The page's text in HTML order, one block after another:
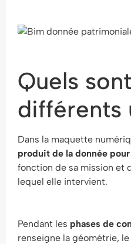
Quels
différents
Dans la maquette
produit de la donnée
fonction de sa mission et
lequel elle intervient.
Pendant les phases de
renseigne la géométrie,